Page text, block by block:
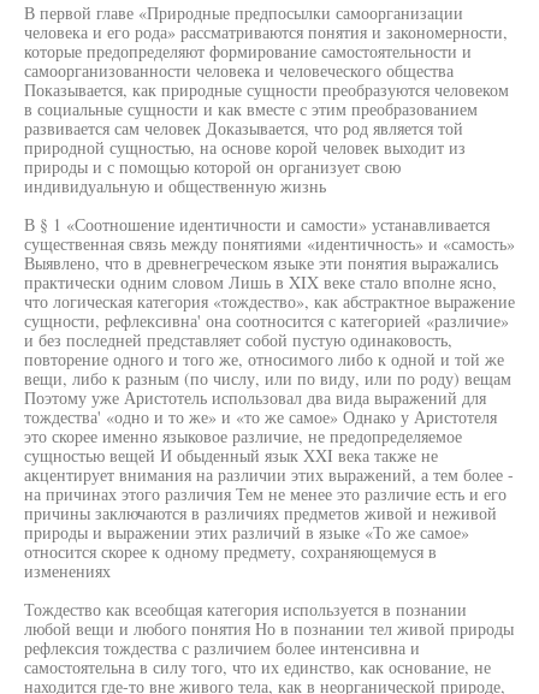
В первой главе «Природные предпосылки самоорганизации
человека и его рода» рассматриваются понятия и закономерности,
которые предопределяют формирование самостоятельности и
самоорганизованности человека и человеческого общества
Показывается, как природные сущности преобразуются человеком
в социальные сущности и как вместе с этим преобразованием
развивается сам человек Доказывается, что род является той
природной сущностью, на основе корой человек выходит из
природы и с помощью которой он организует свою
индивидуальную и общественную жизнь
В § 1 «Соотношение идентичности и самости» устанавливается
существенная связь между понятиями «идентичность» и «самость»
Выявлено, что в древнегреческом языке эти понятия выражались
практически одним словом Лишь в XIX веке стало вполне ясно,
что логическая категория «тождество», как абстрактное выражение
сущности, рефлексивна' она соотносится с категорией «различие»
и без последней представляет собой пустую одинаковость,
повторение одного и того же, относимого либо к одной и той же
вещи, либо к разным (по числу, или по виду, или по роду) вещам
Поэтому уже Аристотель использовал два вида выражений для
тождества' «одно и то же» и «то же самое» Однако у Аристотеля
это скорее именно языковое различие, не предопределяемое
сущностью вещей И обыденный язык XXI века также не
акцентирует внимания на различии этих выражений, а тем более -
на причинах этого различия Тем не менее это различие есть и его
причины заключаются в различиях предметов живой и неживой
природы и выражении этих различий в языке «То же самое»
относится скорее к одному предмету, сохраняющемуся в
изменениях
Тождество как всеобщая категория используется в познании
любой вещи и любого понятия Но в познании тел живой природы
рефлексия тождества с различием более интенсивна и
самостоятельна в силу того, что их единство, как основание, не
находится где-то вне живого тела, как в неорганической природе,